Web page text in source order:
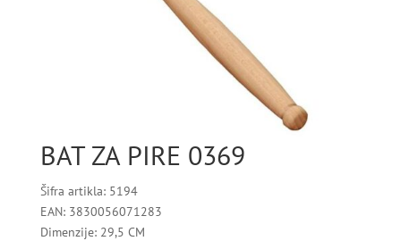
BAT ZA PIRE 0369
Šifra artikla: 5194
EAN: 3830056071283
Dimenzije: 29,5 CM